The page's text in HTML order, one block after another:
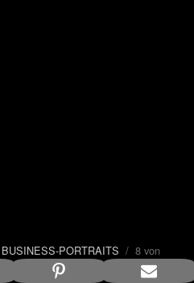
BUSINESS-PORTRAITS / 8 von
anzeigen